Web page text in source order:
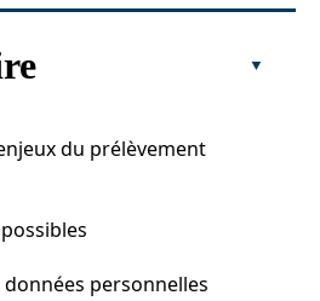
du prélèvement
personnelles